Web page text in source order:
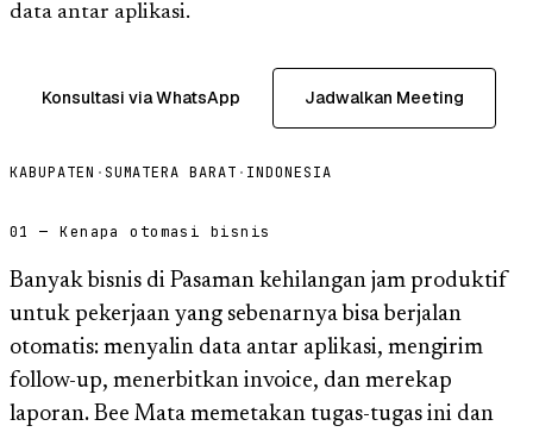
data antar aplikasi.
Konsultasi via WhatsApp Jadwalkan Meeting
KABUPATEN · SUMATERA BARAT · INDONESIA
01 — Kenapa otomasi bisnis
Banyak bisnis di Pasaman kehilangan jam produktif
untuk pekerjaan yang sebenarnya bisa berjalan
otomatis: menyalin data antar aplikasi, mengirim
follow-up, menerbitkan invoice, dan merekap
laporan. Bee Mata memetakan tugas-tugas ini dan